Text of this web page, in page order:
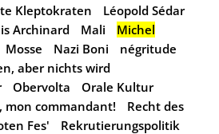
Kleptokraten
Léopold Sédar
Archinard Mali
Michel
Mosse Nazi Boni
négritude
aber nichts wird
Obervolta
Orale Kultur
mon commandant!
Recht des
Fes'
Rekrutierungspolitik